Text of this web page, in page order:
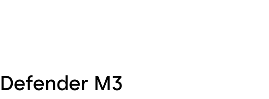
Defender M3